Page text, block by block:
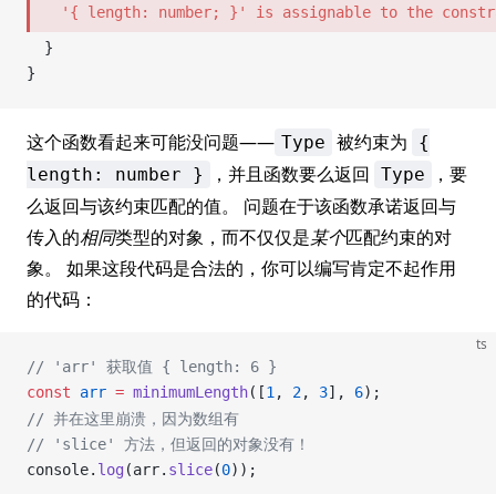
'{ length: number; }' is assignable to the
  }
}
这个函数看起来可能没问题—— Type 被约束为
{
length: number }
，并且函数要么返回 Type
，要
么返回与该约束匹配的值。 问题在于该函数承诺返回与
传入的相同类型的对象，而不仅仅是某个匹配约束的对
象。 如果这段代码是合法的，你可以编写肯定不起作用
的代码：
ts
// 'arr' 获取值 { length: 6 }
const
arr = minimumLength([1 , 2, 3], 6);
// 并在这里崩溃，因为数组有
// 'slice' 方法，但返回的对象没有！
console. log (arr. slice(0));